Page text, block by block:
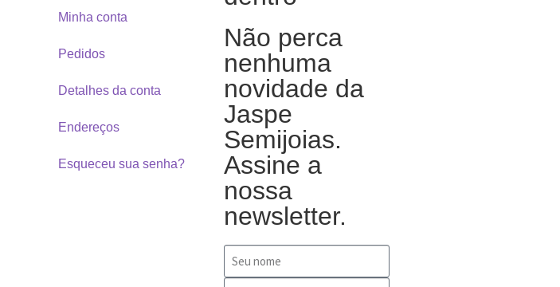
Minha conta
Pedidos
Detalhes da conta
Endereços
Esqueceu sua senha?
Não perca
nenhuma
novidade da
Jaspe
Semijoias.
Assine a
nossa
newsletter.